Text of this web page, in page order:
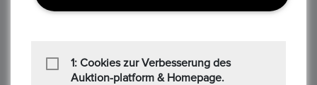
Höchstbietender :
Gewicht: 31,1g Material: 999/1000 Silber Erhaltung: vzgl. in
1: Cookies zur Verbesserung des
Auktion-platform & Homepage.